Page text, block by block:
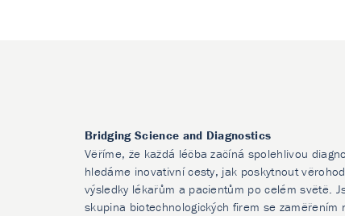
Bridging Science and Diagnostics
Věříme, že každá léčba začíná spolehlivou
hledáme inovativní cesty, jak poskytnout
výsledky lékařům a pacientům po celém světě.
skupina biotechnologických firem se zaměřením